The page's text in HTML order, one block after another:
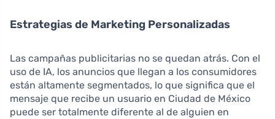
Estrategias de Marketing Personalizadas
Las campañas publicitarias no se quedan atrás. Con el
uso de IA, los anuncios que llegan a los consumidores
están altamente segmentados, lo que significa que el
mensaje que recibe un usuario en Ciudad de México
puede ser totalmente diferente al de alguien en